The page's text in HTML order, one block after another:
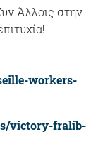
Άλλοις στην
workers-
victory-fralib-